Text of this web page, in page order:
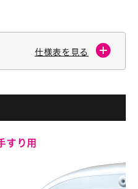
仕様表を見る
すり用